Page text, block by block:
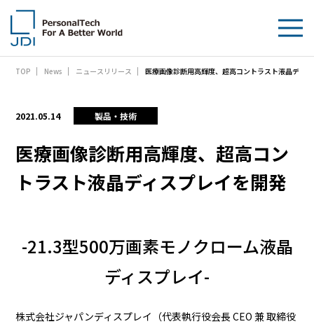
企業情報
製品・技術
サステナビリティ
IR情報
News
TOP News ニュースリリース 医療画像診断用高輝度、超高コントラスト液晶ディ
2021.05.14 製品・技術
医療画像診断用高輝度、超高コン
トラスト液晶ディスプレイを開発
-21.3型500万画素モノクローム液晶
ディスプレイ-
株式会社ジャパンディスプレイ（代表執行役会長 CEO 兼 取締役